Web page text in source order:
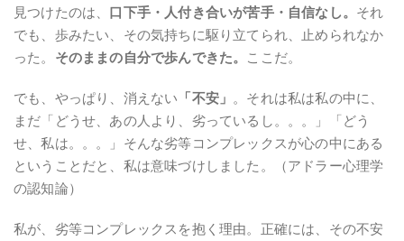
見つけたのは、 口下手・人付き合いが苦手・自信なし。 それ
でも、歩みたい、その気持ちに駆り立てられ、止められなか
った。 そのままの自分で歩んできた。 ここだ。
でも、やっぱり、消えない 「不安」 。それは私は私の中に、
まだ「どうせ、あの人より、劣っているし。。。」「どう
せ、私は。。。」そんな劣等コンプレックスが心の中にある
ということだと、私は意味づけしました。（アドラー心理学
の認知論）
私が、劣等コンプレックスを抱く理由。正確には、その不安